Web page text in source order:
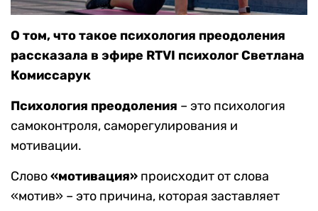
О том, что такое психология преодоления
рассказала в эфире RTVI психолог Светлана
Комиссарук
Психология преодоления – это психология
самоконтроля, саморегулирования и
мотивации.
Слово«мотивация» происходит от слова
«мотив» – это причина, которая заставляет